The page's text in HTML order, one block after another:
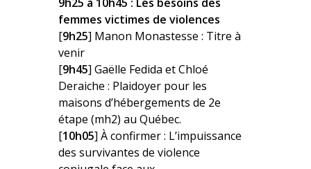
femmes victimes de violences
[9h25] Manon Monastesse : Titre à
venir
[9h45] Gaëlle Fedida et Chloé
Deraiche : Plaidoyer pour les
maisons d’hébergements de 2e
étape (mh2) au Québec.
[10h05] À confirmer : L’impuissance
des survivantes de violence